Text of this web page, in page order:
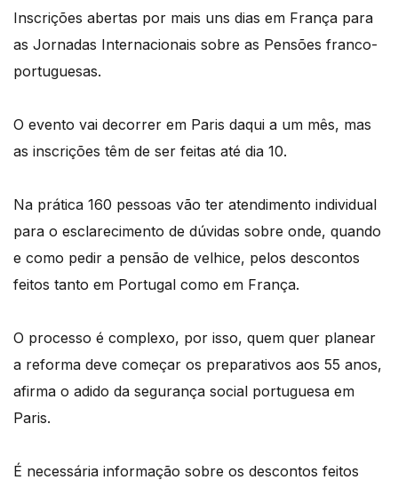
Inscrições abertas por mais uns dias em França para
as Jornadas Internacionais sobre as Pensões franco-
portuguesas.
O evento vai decorrer em Paris daqui a um mês, mas
as inscrições têm de ser feitas até dia 10.
Na prática 160 pessoas vão ter atendimento individual
para o esclarecimento de dúvidas sobre onde, quando
e como pedir a pensão de velhice, pelos descontos
feitos tanto em Portugal como em França.
O processo é complexo, por isso, quem quer planear
a reforma deve começar os preparativos aos 55 anos,
afirma o adido da segurança social portuguesa em
Paris.
É necessária informação sobre os descontos feitos